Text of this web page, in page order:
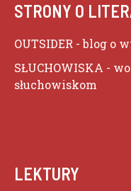
STRONY O
OUTSIDER - blog o
SŁUCHOWISKA -
słuchowiskom
LEKTURY